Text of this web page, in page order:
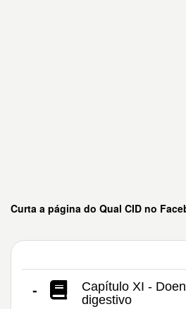
Curta a página do Qual CID no
-
Capítulo XI -
digestivo